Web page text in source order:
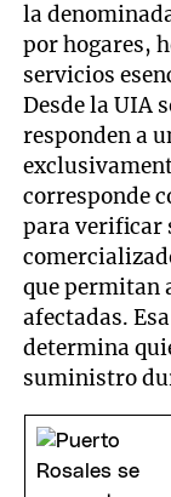
la
por hogares,
servicios
Desde la UIA
responden a
corresponde
para verificar
que permitan
afectadas.
determina
suministro